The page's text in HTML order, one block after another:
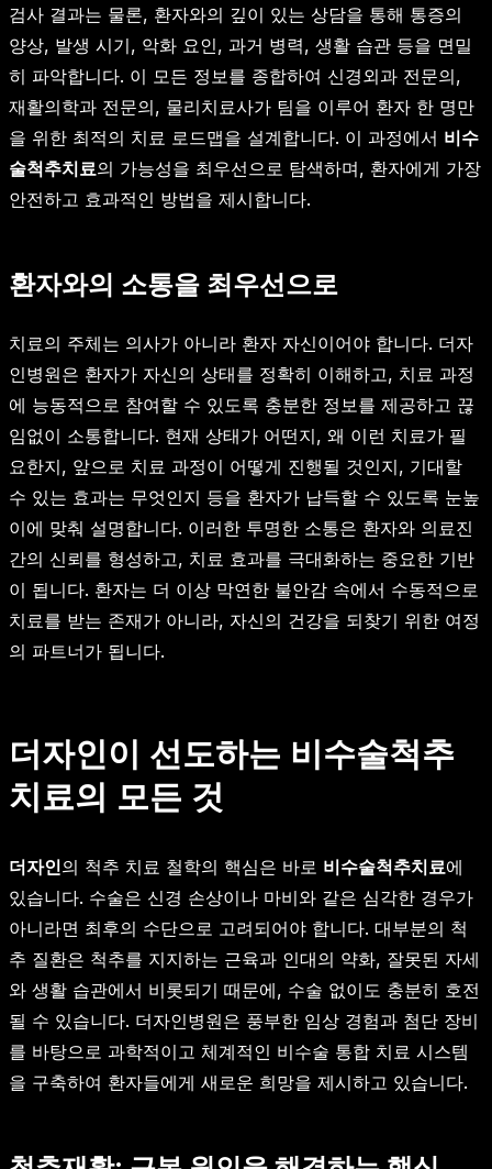
검사 결과는 물론, 환자와의 깊이 있는 상담을 통해 통증의
양상, 발생 시기, 악화 요인, 과거 병력, 생활 습관 등을 면밀
히 파악합니다. 이 모든 정보를 종합하여 신경외과 전문의,
재활의학과 전문의, 물리치료사가 팀을 이루어 환자 한 명만
을 위한 최적의 치료 로드맵을 설계합니다. 이 과정에서 비수
술척추치료의 가능성을 최우선으로 탐색하며, 환자에게 가장
안전하고 효과적인 방법을 제시합니다.
환자와의 소통을 최우선으로
치료의 주체는 의사가 아니라 환자 자신이어야 합니다. 더자
인병원은 환자가 자신의 상태를 정확히 이해하고, 치료 과정
에 능동적으로 참여할 수 있도록 충분한 정보를 제공하고 끊
임없이 소통합니다. 현재 상태가 어떤지, 왜 이런 치료가 필
요한지, 앞으로 치료 과정이 어떻게 진행될 것인지, 기대할
수 있는 효과는 무엇인지 등을 환자가 납득할 수 있도록 눈높
이에 맞춰 설명합니다. 이러한 투명한 소통은 환자와 의료진
간의 신뢰를 형성하고, 치료 효과를 극대화하는 중요한 기반
이 됩니다. 환자는 더 이상 막연한 불안감 속에서 수동적으로
치료를 받는 존재가 아니라, 자신의 건강을 되찾기 위한 여정
의 파트너가 됩니다.
더자인이 선도하는 비수술척추
치료의 모든 것
더자인의 척추 치료 철학의 핵심은 바로 비수술척추치료에
있습니다. 수술은 신경 손상이나 마비와 같은 심각한 경우가
아니라면 최후의 수단으로 고려되어야 합니다. 대부분의 척
추 질환은 척추를 지지하는 근육과 인대의 약화, 잘못된 자세
와 생활 습관에서 비롯되기 때문에, 수술 없이도 충분히 호전
될 수 있습니다. 더자인병원은 풍부한 임상 경험과 첨단 장비
를 바탕으로 과학적이고 체계적인 비수술 통합 치료 시스템
을 구축하여 환자들에게 새로운 희망을 제시하고 있습니다.